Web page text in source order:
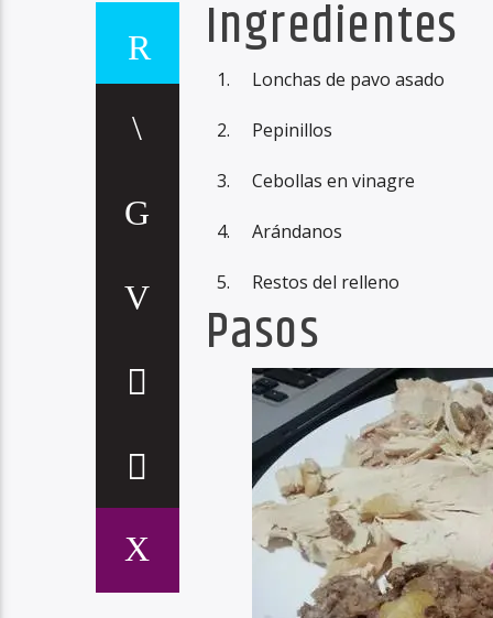
Ingredientes
Lonchas de pavo asado
Pepinillos
Cebollas en vinagre
Arándanos
Restos del relleno
Pasos